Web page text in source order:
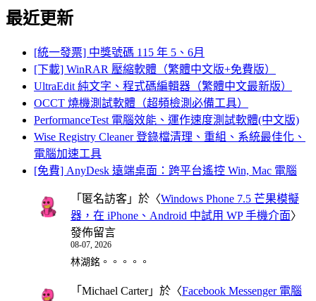
最近更新
[統一發票] 中獎號碼 115 年 5、6月
[下載] WinRAR 壓縮軟體（繁體中文版+免費版）
UltraEdit 純文字、程式碼編輯器（繁體中文最新版）
OCCT 燒機測試軟體（超頻檢測必備工具）
PerformanceTest 電腦效能、運作速度測試軟體(中文版)
Wise Registry Cleaner 登錄檔清理、重組、系統最佳化、
電腦加速工具
[免費] AnyDesk 遠端桌面：跨平台遙控 Win, Mac 電腦
「 匿名訪客 」於〈Windows Phone 7.5 芒果模擬
器，在 iPhone、Android 中試用 WP 手機介面〉
發佈留言
08-07, 2026
林湖銘。。。。。
「 Michael Carter」於〈Facebook Messenger 電腦